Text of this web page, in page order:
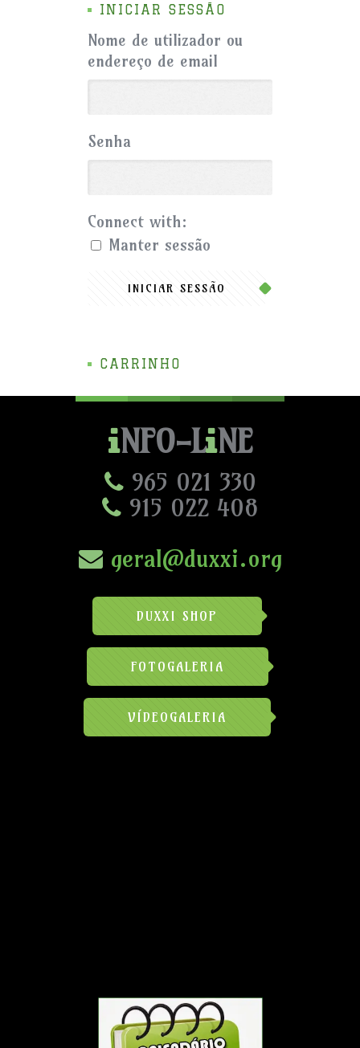
INICIAR SESSÃO
Nome de utilizador ou
endereço de email
Senha
Connect with:
Manter sessão
INICIAR SESSÃO
CARRINHO
NFO-L NE
965 021 330
915 022 408
geral@duxxi.org
DUXXI SHOP
FOTOGALERIA
VÍDEOGALERIA